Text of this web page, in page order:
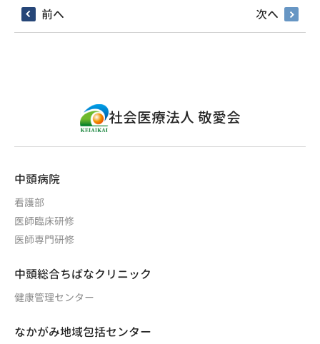
前へ 次へ
社会医療法人 敬愛会
中頭病院
看護部
医師臨床研修
医師専門研修
中頭総合ちばなクリニック
健康管理センター
なかがみ地域包括センター